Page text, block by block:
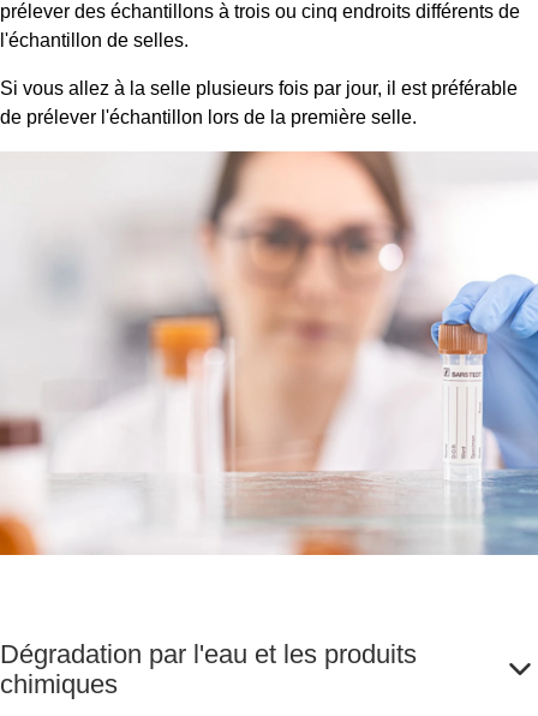
prélever des échantillons à trois ou cinq endroits différents de
l'échantillon de selles.
Si vous allez à la selle plusieurs fois par jour, il est préférable
de prélever l'échantillon lors de la première selle.
Dégradation par l'eau et les produits
chimiques